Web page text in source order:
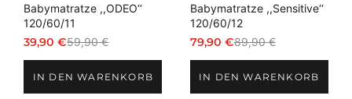
Babymatratze ,,ODEO‘‘
120/60/11
59,90€
Ursprünglicher
war:
39,90€
Aktueller
ist:IN DEN WARENKORB
Babymatratze ,,Sensitive‘‘
120/60/12
89,90€
Ursprünglicher
war:
79,90 €
Aktueller
ist:IN DEN WARENKORB